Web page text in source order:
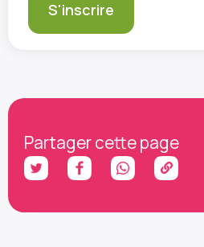
Partager cette page